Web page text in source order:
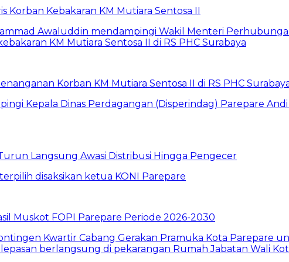
Korban Kebakaran KM Mutiara Sentosa II
Korban KM Mutiara Sentosa II di RS PHC
Langsung Awasi Distribusi Hingga Pengecer
Muskot FOPI Parepare Periode 2026-2030